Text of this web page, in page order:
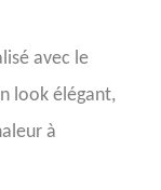
avec le
look élégant,
à